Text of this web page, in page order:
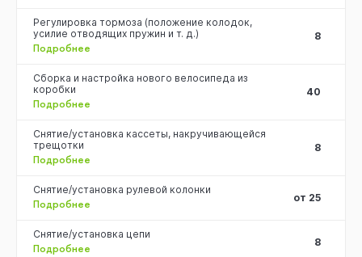
Регулировка тормоза (положение колодок,
усилие отводящих пружин и т. д.)
Подробнее
8
Сборка и настройка нового велосипеда из
коробки
Подробнее
40
Снятие/установка кассеты, накручивающейся
трещотки
Подробнее
8
Снятие/установка рулевой колонки
Подробнее от 25
Снятие/установка цепи
Подробнее 8